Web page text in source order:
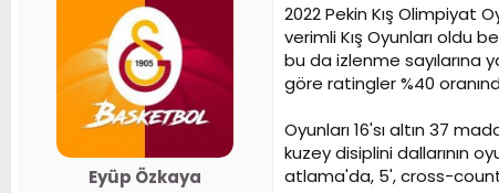
Eyüp Özkaya
2022 Pekin Kış Olimpiyat
verimli Kış Oyunları oldu
bu da izlenme sayılarına
göre ratingler %40
Oyunları 16'sı altın 37
kuzey disiplini dallarının
atlama'da, 5', cross-